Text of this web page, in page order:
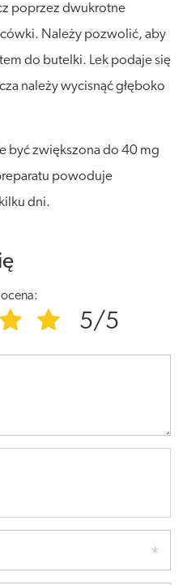
poprzez dwukrotne
Należy pozwolić, aby
do butelki. Lek podaje się
należy wycisnąć głęboko
być zwiększona do 40 mg
powoduje
dni.
ocena:
5/5